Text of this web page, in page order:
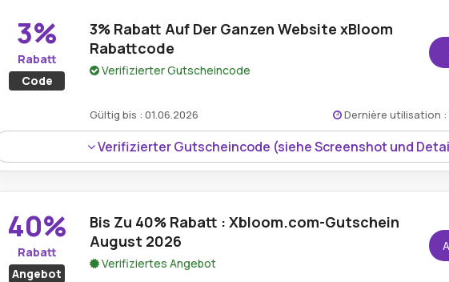
3%
Rabatt
Code
3% Rabatt Auf Der Ganzen Website xBloom
Rabattcode
Verifizierter Gutscheincode
Gültig bis : 01.06.2026 Dernière utilisation :
Verifizierter Gutscheincode (siehe Screenshot und
40%
Rabatt
Angebot
Bis Zu 40% Rabatt : Xbloom.com-Gutschein
August 2026
Verifiziertes Angebot